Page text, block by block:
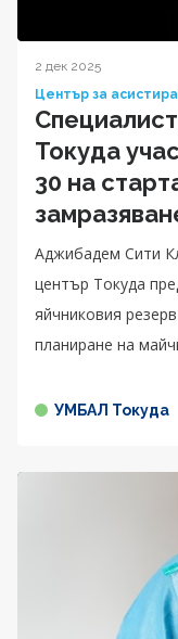
2 дек 2025
Център за
Токуда
30 на
Аджибадем Сити
център Токуда
яйчниковия
планиране на
УМБАЛ Токуда